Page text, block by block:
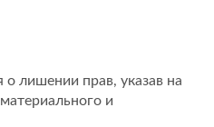
лишении прав, указав на
и